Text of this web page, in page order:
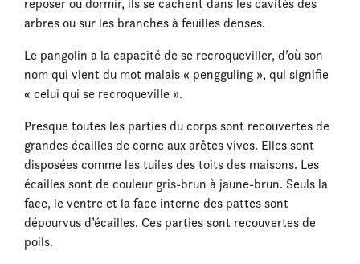
reposer ou dormir, ils se cachent dans les cavités des
arbres ou sur les branches à feuilles denses.
Le pangolin a la capacité de se recroqueviller, d’où son
nom qui vient du mot malais « pengguling », qui signifie
« celui qui se recroqueville ».
Presque toutes les parties du corps sont recouvertes de
grandes écailles de corne aux arêtes vives. Elles sont
disposées comme les tuiles des toits des maisons. Les
écailles sont de couleur gris-brun à jaune-brun. Seuls la
face, le ventre et la face interne des pattes sont
dépourvus d’écailles. Ces parties sont recouvertes de
poils.